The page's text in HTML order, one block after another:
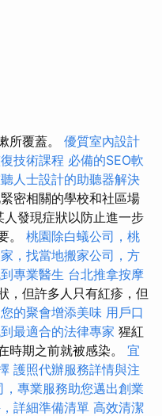
所覆蓋。 優質室內設計
技術課程 必備的SEO軟
人士設計的助聽器解決
密相關的學校和社區場
人發現症狀以防止進一步
。 桃園除白蟻公司，桃
，找當地搬家公司，方
專業醫生 台北推拿按摩
，但許多人只有紅疹，但
的聚會增添美味 用戶口
最適合的法律專家 猩紅
時期之前就被感染。 宜
護照代辦服務詳情與注
，專業服務助您邁出創業
詳細準備清單 高效清潔